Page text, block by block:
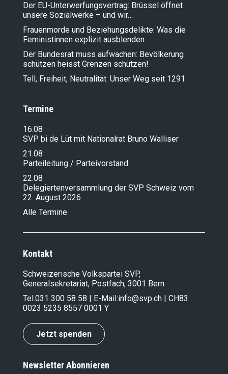
Der EU-Unterwerfungsvertrag: Brüssel öffnet
unsere Sozialwerke – und wir…
Frauenmorde und Beziehungsdelikte: Was die
Feministinnen explizit ausblenden
Der Bundesrat muss aufwachen: Bevölkerung
schützen heisst Grenzen schützen!
Tell, Freiheit, Neutralität: Unser Weg seit 1291
Termine
16.08
SVP bi de Lüt mit Nationalrat Bruno Walliser
21.08
Parteileitung / Parteivorstand
22.08
Delegiertenversammlung der SVP Schweiz vom
22. August 2026
Alle Termine
Kontakt
Schweizerische Volkspartei SVP,
Generalsekretariat, Postfach, 3001 Bern
Tel.031 300 58 58 | E-Mail:info@svp.ch | CH83
0023 5235 8557 0001 Y
Jetzt spenden
Newsletter Abonnieren